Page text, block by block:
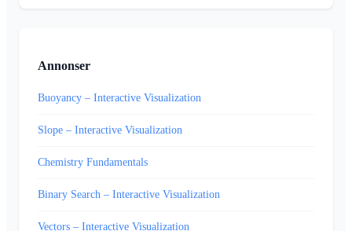
Annonser
Buoyancy – Interactive Visualization
Slope – Interactive Visualization
Chemistry Fundamentals
Binary Search – Interactive Visualization
Vectors – Interactive Visualization